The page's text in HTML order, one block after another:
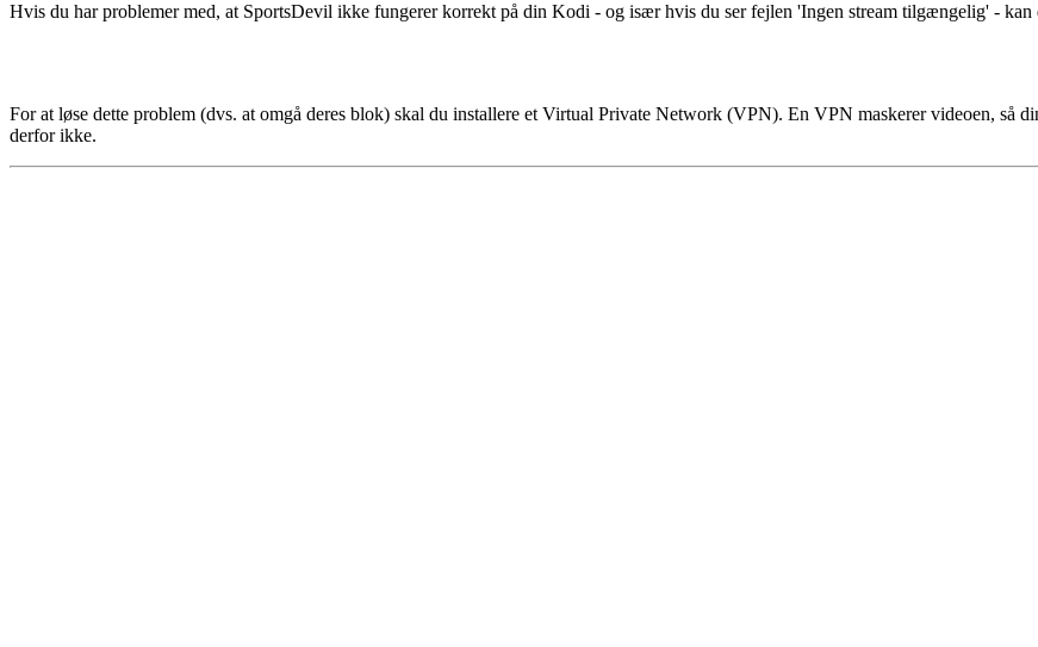
Hvis du har problemer med, at SportsDevil ikke fungerer korrekt på din Kodi - og især hvis du ser fejlen 'Ingen stream tilgængelig' -
For at løse dette problem (dvs. at omgå deres blok) skal du installere et Virtual Private Network (VPN). En VPN maskerer videoen, så
derfor ikke.